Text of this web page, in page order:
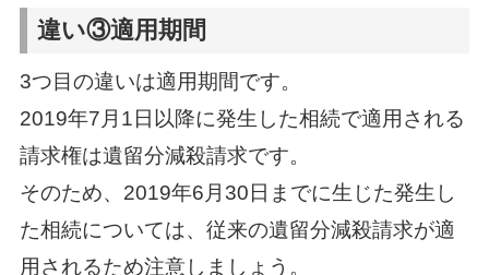
違い③適用期間
3つ目の違いは適用期間です。
2019年7月1日以降に発生した相続で適用される
請求権は遺留分減殺請求です。
そのため、2019年6月30日までに生じた発生し
た相続については、従来の遺留分減殺請求が適
用されるため注意しましょう。